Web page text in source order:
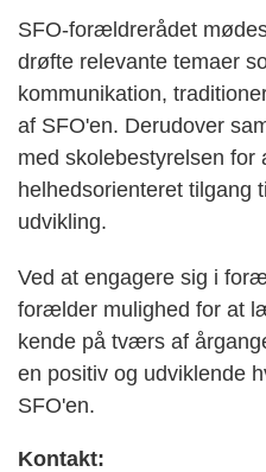
SFO-forældrerådet
drøfte relevante temaer
kommunikation,
af SFO'en. Derudover
med skolebestyrelsen for
helhedsorienteret tilgang
udvikling.
Ved at engagere sig i
forælder mulighed for at
kende på tværs af
en positiv og udviklende
SFO'en.
Kontakt: